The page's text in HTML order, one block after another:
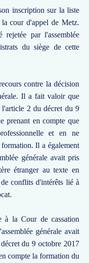
inscription sur la liste
la cour d'appel de Metz.
rejetée par l'assemblée
du siège de cette
contre la décision
Il a fait valoir que
2 du décret du 9
prenant en compte que
et en ne
Il a également
générale avait pris
étranger au texte en
conflits d'intérêts lié à
à la Cour de cassation
générale avait
du 9 octobre 2017
compte la formation du